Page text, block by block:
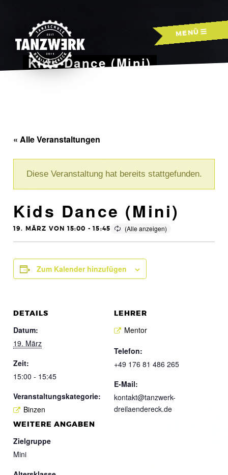
MENÜ
Kids Dance (Mini)
« Alle Veranstaltungen
Diese Veranstaltung hat bereits stattgefunden.
Kids Dance (Mini)
19. MÄRZ VON 15:00 -15:45
Zum Kalender hinzufügen
DETAILS
Datum:
19. März
Zeit:
15:00 - 15:45
Veranstaltungskategorie:
Binzen
LEHRER
Mentor
Telefon:
+49 176 81 486 265
E-Mail:
kontakt@tanzwerk-
dreilaendereck.de
WEITERE ANGABEN
Zielgruppe
Mini